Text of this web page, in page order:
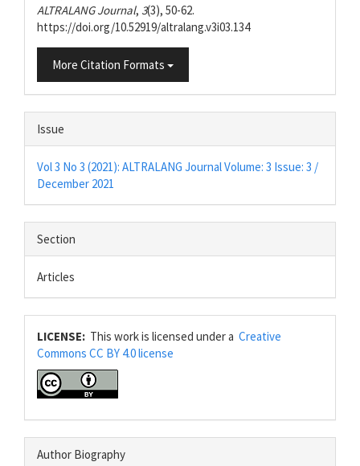
ALTRALANG Journal, 3(3), 50-62.
https://doi.org/10.52919/altralang.v3i03.134
More Citation Formats
Issue
Vol 3 No 3 (2021): ALTRALANG Journal Volume: 3 Issue: 3 /
December 2021
Section
Articles
LICENSE: This work is licensed under a Creative
Commons CC BY 4.0 license
Author Biography